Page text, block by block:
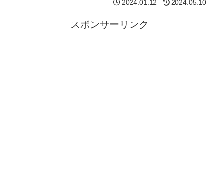
2024.01.12 2024.05.10
スポンサーリンク